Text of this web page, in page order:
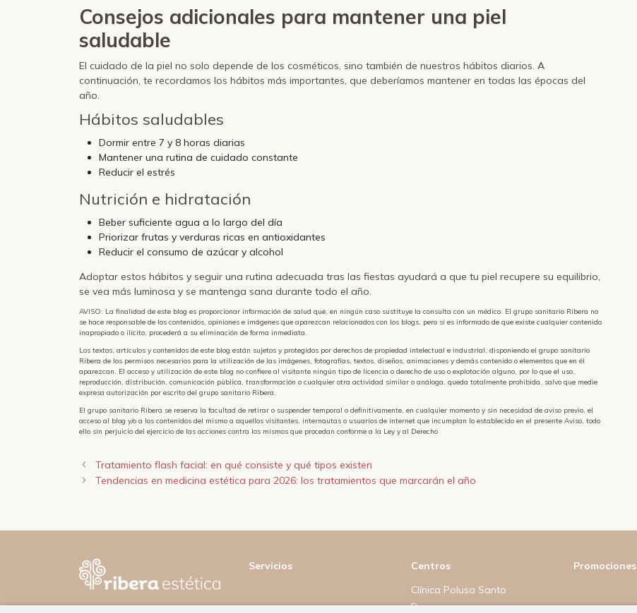
Consejos adicionales para mantener una piel
saludable
El cuidado de la piel no solo depende de los cosméticos, sino también de nuestros hábitos diarios. A
continuación, te recordamos los hábitos más importantes, que deberíamos mantener en todas las épocas del
año.
Hábitos saludables
Dormir entre 7 y 8 horas diarias
Mantener una rutina de cuidado constante
Reducir el estrés
Nutrición e hidratación
Beber suficiente agua a lo largo del día
Priorizar frutas y verduras ricas en antioxidantes
Reducir el consumo de azúcar y alcohol
Adoptar estos hábitos y seguir una rutina adecuada tras las fiestas ayudará a que tu piel recupere su equilibrio,
se vea más luminosa y se mantenga sana durante todo el año.
AVISO: La finalidad de este blog es proporcionar información de salud que, en ningún caso sustituye la consulta con un médico. El grupo sanitario Ribera no
se hace responsable de los contenidos, opiniones e imágenes que aparezcan relacionados con los blogs, pero si es informado de que existe cualquier contenido
inapropiado o ilícito, procederá a su eliminación de forma inmediata.
Los textos, artículos y contenidos de este blog están sujetos y protegidos por derechos de propiedad intelectual e industrial, disponiendo el grupo sanitario
Ribera de los permisos necesarios para la utilización de las imágenes, fotografías, textos, diseños, animaciones y demás contenido o elementos que en él
aparezcan. El acceso y utilización de este blog no confiere al visitante ningún tipo de licencia o derecho de uso o explotación alguno, por lo que el uso,
reproducción, distribución, comunicación pública, transformación o cualquier otra actividad similar o análoga, queda totalmente prohibida, salvo que medie
expresa autorización por escrito del grupo sanitario Ribera.
El grupo sanitario Ribera se reserva la facultad de retirar o suspender temporal o definitivamente, en cualquier momento y sin necesidad de aviso previo, el
acceso al blog y/o a los contenidos del mismo a aquellos visitantes, internautas o usuarios de internet que incumplan lo establecido en el presente Aviso, todo
ello sin perjuicio del ejercicio de las acciones contra los mismos que procedan conforme a la Ley y al Derecho
Tratamiento flash facial: en qué consiste y qué tipos existen
Tendencias en medicina estética para 2026: los tratamientos que marcarán el año
Servicios
Centros
Clínica Polusa Santo
Domingo
Promociones